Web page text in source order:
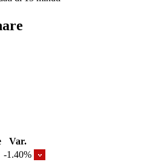
Var.
-1.40%